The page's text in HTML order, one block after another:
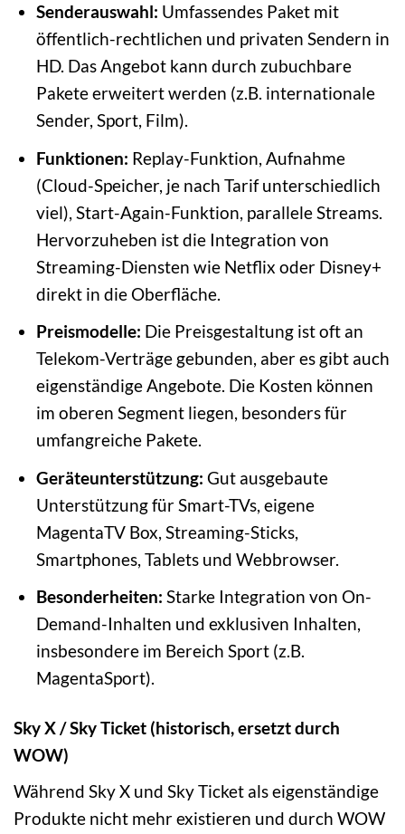
Senderauswahl: Umfassendes Paket mit
öffentlich-rechtlichen und privaten Sendern in
HD. Das Angebot kann durch zubuchbare
Pakete erweitert werden (z.B. internationale
Sender, Sport, Film).
Funktionen: Replay-Funktion, Aufnahme
(Cloud-Speicher, je nach Tarif unterschiedlich
viel), Start-Again-Funktion, parallele Streams.
Hervorzuheben ist die Integration von
Streaming-Diensten wie Netflix oder Disney+
direkt in die Oberfläche.
Preismodelle: Die Preisgestaltung ist oft an
Telekom-Verträge gebunden, aber es gibt auch
eigenständige Angebote. Die Kosten können
im oberen Segment liegen, besonders für
umfangreiche Pakete.
Geräteunterstützung: Gut ausgebaute
Unterstützung für Smart-TVs, eigene
MagentaTV Box, Streaming-Sticks,
Smartphones, Tablets und Webbrowser.
Besonderheiten: Starke Integration von On-
Demand-Inhalten und exklusiven Inhalten,
insbesondere im Bereich Sport (z.B.
MagentaSport).
Sky X / Sky Ticket (historisch, ersetzt durch
WOW)
Während Sky X und Sky Ticket als eigenständige
Produkte nicht mehr existieren und durch WOW